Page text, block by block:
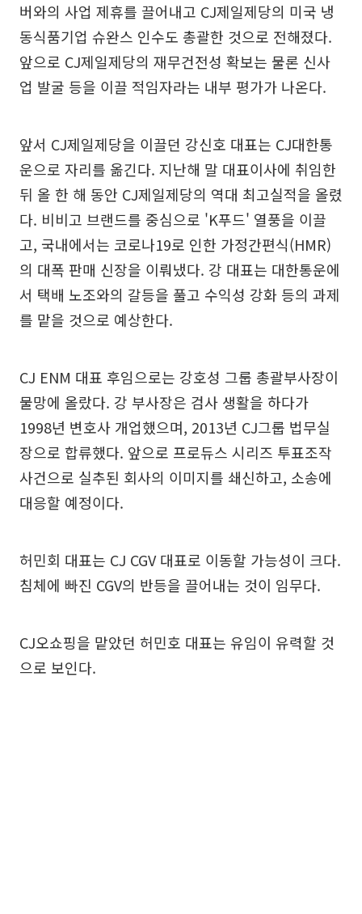
버와의 사업 제휴를 끌어내고 CJ제일제당의 미국 냉
동식품기업 슈완스 인수도 총괄한 것으로 전해졌다.
앞으로 CJ제일제당의 재무건전성 확보는 물론 신사
업 발굴 등을 이끌 적임자라는 내부 평가가 나온다.
앞서 CJ제일제당을 이끌던 강신호 대표는 CJ대한통
운으로 자리를 옮긴다. 지난해 말 대표이사에 취임한
뒤 올 한 해 동안 CJ제일제당의 역대 최고실적을 올렸
다. 비비고 브랜드를 중심으로 'K푸드' 열풍을 이끌
고, 국내에서는 코로나19로 인한 가정간편식(HMR)
의 대폭 판매 신장을 이뤄냈다. 강 대표는 대한통운에
서 택배 노조와의 갈등을 풀고 수익성 강화 등의 과제
를 맡을 것으로 예상한다.
CJ ENM 대표 후임으로는 강호성 그룹 총괄부사장이
물망에 올랐다. 강 부사장은 검사 생활을 하다가
1998년 변호사 개업했으며, 2013년 CJ그룹 법무실
장으로 합류했다. 앞으로 프로듀스 시리즈 투표조작
사건으로 실추된 회사의 이미지를 쇄신하고, 소송에
대응할 예정이다.
허민회 대표는 CJ CGV 대표로 이동할 가능성이 크다.
침체에 빠진 CGV의 반등을 끌어내는 것이 임무다.
CJ오쇼핑을 맡았던 허민호 대표는 유임이 유력할 것
으로 보인다.